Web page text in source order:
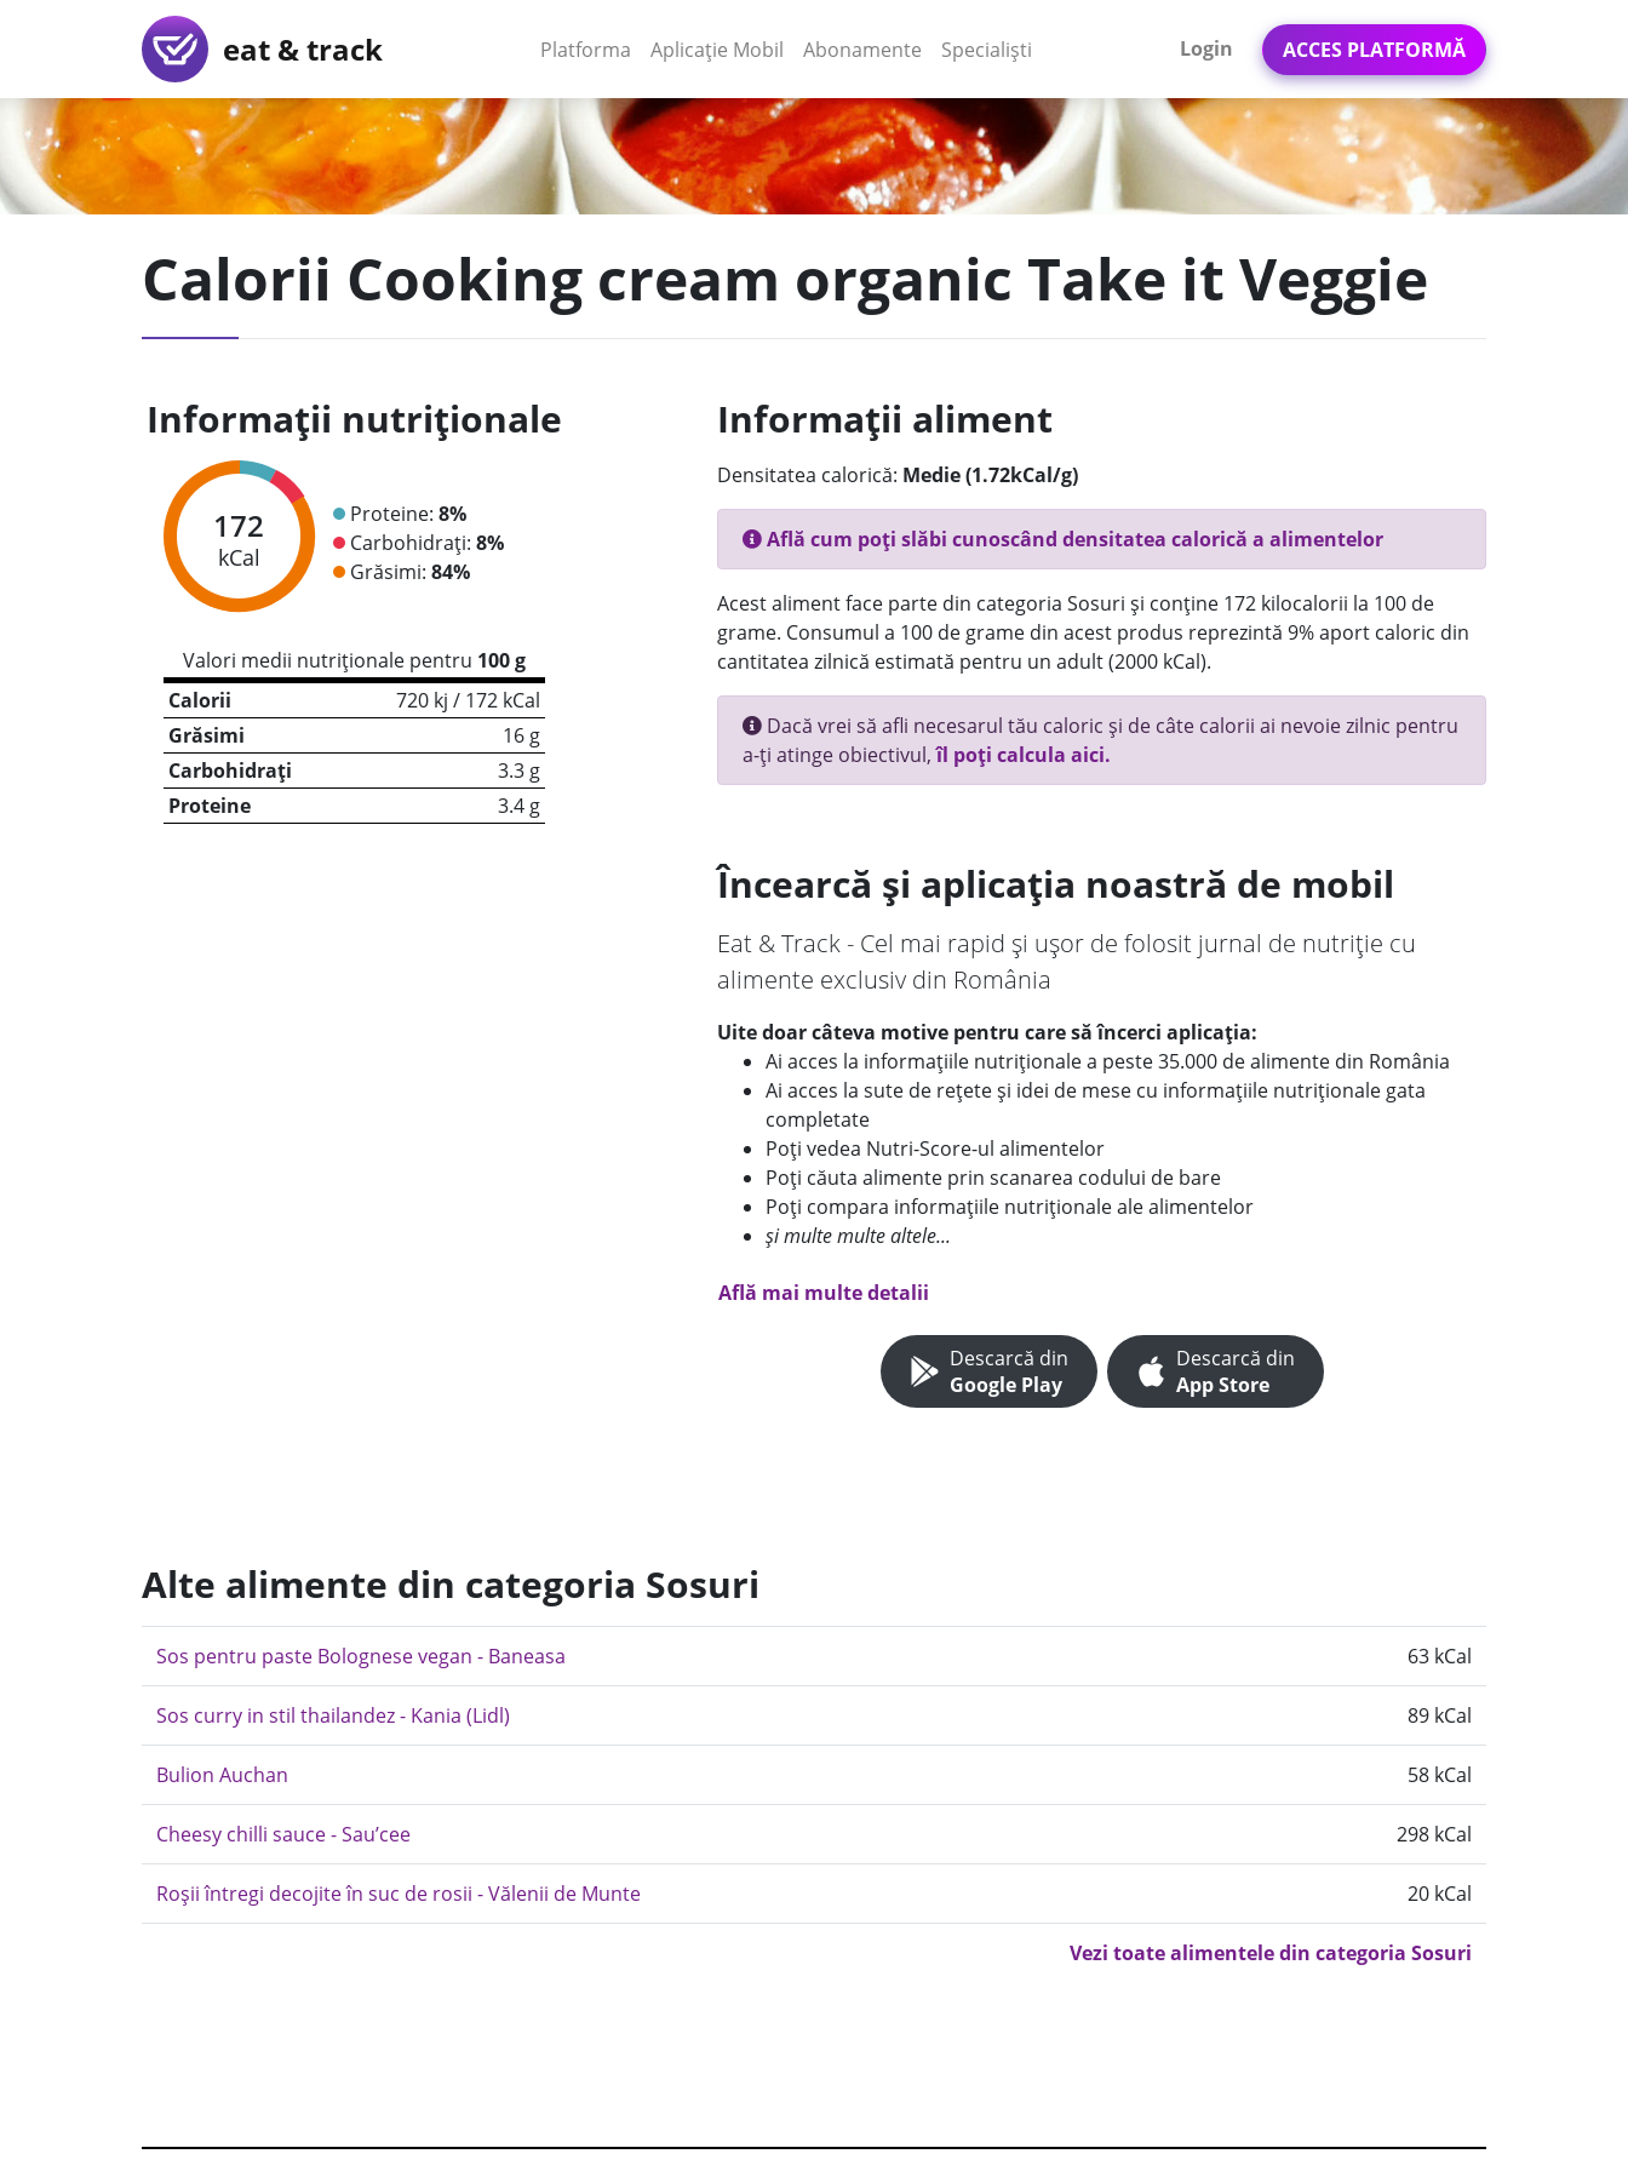
eat & track Platforma (current)
Aplicație Mobil (current)
Abonamente Specialiști Login ACCES PLATFORMĂ
Calorii Cooking cream organic Take it Veggie
Informații nutriționale
172
kCal
Proteine: 8%
Carbohidrați: 8%
Grăsimi: 84%
Valori medii nutriționale pentru 100 g
Calorii
720 kj / 172 kCal
Grăsimi
16 g
Carbohidrați
3.3 g
Proteine
3.4 g
Informații aliment
Densitatea calorică: Medie (1.72kCal/g)
Află cum poți slăbi cunoscând densitatea calorică a alimentelor
Acest aliment face parte din categoria Sosuri și conține 172 kilocalorii la 100 de
grame. Consumul a 100 de grame din acest produs reprezintă 9% aport caloric din
cantitatea zilnică estimată pentru un adult (2000 kCal).
Dacă vrei să afli necesarul tău caloric și de câte calorii ai nevoie zilnic pentru
a-ți atinge obiectivul,îl poți calcula aici.
Încearcă și aplicația noastră de mobil
Eat & Track - Cel mai rapid și ușor de folosit jurnal de nutriție cu
alimente exclusiv din România
Uite doar câteva motive pentru care să încerci aplicația:
Ai acces la informațiile nutriționale a peste 35.000 de alimente din România
Ai acces la sute de rețete și idei de mese cu informațiile nutriționale gata
completate
Poți vedea Nutri-Score-ul alimentelor
Poți căuta alimente prin scanarea codului de bare
Poți compara informațiile nutriționale ale alimentelor
și multe multe altele...
Află mai multe detalii
Descarcă din
Google Play
Descarcă din
App Store
Alte alimente din categoria Sosuri
Sos pentru paste Bolognese vegan - Baneasa 63 kCal
Sos curry in stil thailandez - Kania (Lidl) 89 kCal
Bulion Auchan 58 kCal
Cheesy chilli sauce - Sau’cee 298 kCal
Roșii întregi decojite în suc de rosii - Vălenii de Munte 20 kCal
Vezi toate alimentele din categoria Sosuri